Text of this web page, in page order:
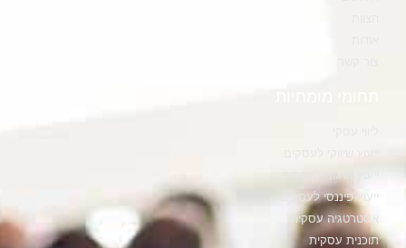
ייעוץ ארגוני לעסקים
ייעוץ פיננסי לעסקים
אסטרטגיה עסקית
תוכנית עסקית